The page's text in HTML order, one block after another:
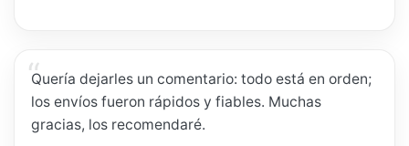
Quería dejarles un comentario: todo está en orden;
los envíos fueron rápidos y fiables. Muchas
gracias, los recomendaré.